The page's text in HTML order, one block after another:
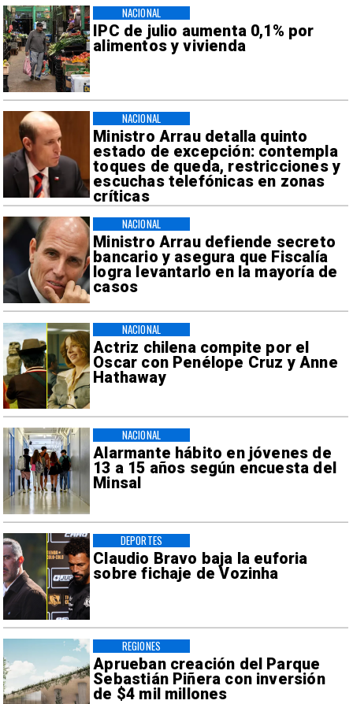
IPC de julio aumenta 0,1% por
alimentos y vivienda
NACIONAL
Ministro Arrau detalla quinto
estado de excepción: contempla
toques de queda, restricciones y
escuchas telefónicas en zonas
críticas
NACIONAL
Ministro Arrau defiende secreto
bancario y asegura que Fiscalía
logra levantarlo en la mayoría de
casos
NACIONAL
Actriz chilena compite por el
Oscar con Penélope Cruz y Anne
Hathaway
NACIONAL
Alarmante hábito en jóvenes de
13 a 15 años según encuesta del
Minsal
NACIONAL
Claudio Bravo baja la euforia
sobre fichaje de Vozinha
DEPORTES
Aprueban creación del Parque
Sebastián Piñera con inversión
de $4 mil millones
REGIONES